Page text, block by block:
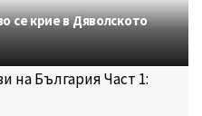
се крие в Дяволското